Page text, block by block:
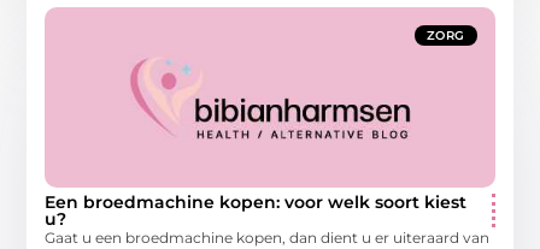
ZORG
Een broedmachine kopen: voor welk soort kiest
u?
Gaat u een broedmachine kopen, dan dient u er uiteraard van